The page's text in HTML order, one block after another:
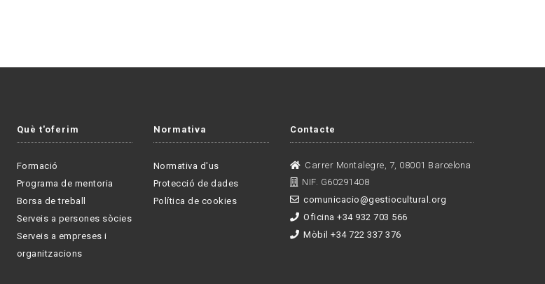
Què t'oferim
Formació
Programa de mentoria
Borsa de treball
Serveis a persones sòcies
Serveis a empreses i
organitzacions
Normativa
Normativa d'us
Protecció de dades
Política de cookies
Contacte
Carrer Montalegre, 7, 08001 Barcelona
NIF. G60291408
comunicacio@gestiocultural.org
Oficina +34 932 703 566
Mòbil +34 722 337 376